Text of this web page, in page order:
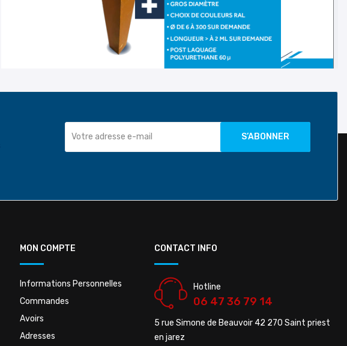
MON COMPTE
Informations Personnelles
Commandes
Avoirs
Adresses
CONTACT INFO
Hotline
06 47 36 79 14
5 rue Simone de Beauvoir 42 270 Saint priest
en jarez